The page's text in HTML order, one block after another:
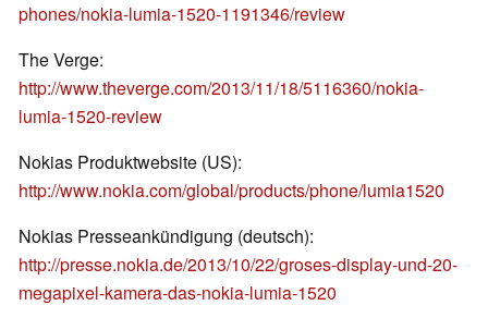
phones/nokia-lumia-1520-1191346/review
The Verge:
http://www.theverge.com/2013/11/18/5116360/nokia-
lumia-1520-review
Nokias Produktwebsite (US):
http://www.nokia.com/global/products/phone/lumia1520
Nokias Presseankündigung (deutsch):
http://presse.nokia.de/2013/10/22/groses-display-und-20-
megapixel-kamera-das-nokia-lumia-1520